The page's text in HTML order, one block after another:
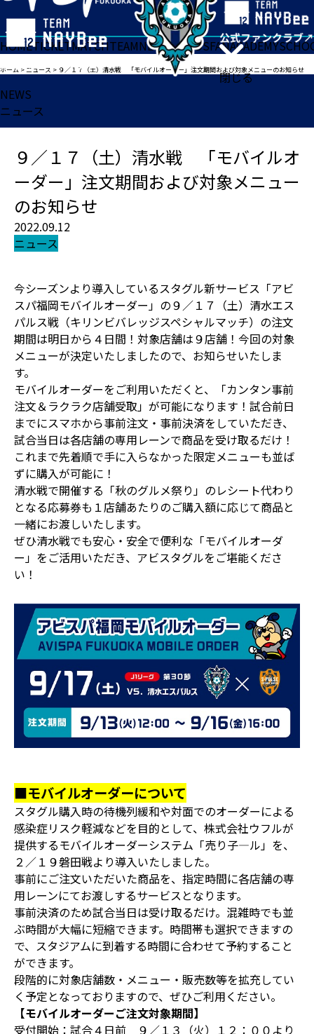
閉じる
HOMETICKETMATCHTEAMNEWSGOODSFANACADEMY
ホーム >ニュース > ９／１７（土）清水戦 「モバイルオーダー」注文期間および対象メニューのお知らせ
NEWS
ニュース
９／１７（土）清水戦 「モバイルオ
ーダー」注文期間および対象メニュー
のお知らせ
2022.09.12
ニュース
今シーズンより導入しているスタグル新サービス「アビ
スパ福岡モバイルオーダー」の９／１７（土）清水エス
パルス戦（キリンビバレッジスペシャルマッチ）の注文
期間は明日から４日間！対象店舗は９店舗！今回の対象
メニューが決定いたしましたので、お知らせいたしま
す。
モバイルオーダーをご利用いただくと、「カンタン事前
注文＆ラクラク店舗受取」が可能になります！試合前日
までにスマホから事前注文・事前決済をしていただき、
試合当日は各店舗の専用レーンで商品を受け取るだけ！
これまで先着順で手に入らなかった限定メニューも並ば
ずに購入が可能に！
清水戦で開催する「秋のグルメ祭り」のレシート代わり
となる応募券も１店舗あたりのご購入額に応じて商品と
一緒にお渡しいたします。
ぜひ清水戦でも安心・安全で便利な「モバイルオーダ
ー」をご活用いただき、アビスタグルをご堪能くださ
い！
■モバイルオーダーについて
スタグル購入時の待機列緩和や対面でのオーダーによる
感染症リスク軽減などを目的として、株式会社ウフルが
提供するモバイルオーダーシステム「売り子―ル」を、
２／１９磐田戦より導入いたしました。
事前にご注文いただいた商品を、指定時間に各店舗の専
用レーンにてお渡しするサービスとなります。
事前決済のため試合当日は受け取るだけ。混雑時でも並
ぶ時間が大幅に短縮できます。時間帯も選択できますの
で、スタジアムに到着する時間に合わせて予約すること
ができます。
段階的に対象店舗数・メニュー・販売数等を拡充してい
く予定となっておりますので、ぜひご利用ください。
【モバイルオーダーご注文対象期間】
受付開始：試合４日前 ９／１３（火）１２：００より